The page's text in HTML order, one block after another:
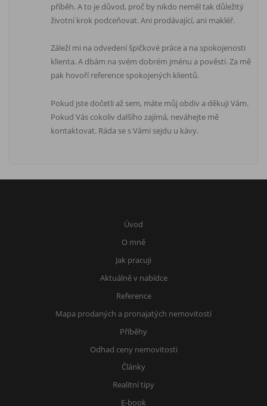
příběh. A to je důvod, proč by nikdo neměl tak důležitý
životní krok podceňovat. Ani prodávající, ani makléř.
Záleží mi na odvedení špičkové práce a na spokojenosti
klienta. A dbám na svém dobrém jménu a pověsti. Za mě
pak hovoří reference spokojených klientů.
Pokud jste dočetli až sem, máte můj obdiv a děkuji Vám.
Pokud Vás cokoliv dalšího zajímá, neváhejte mě
kontaktovat. Ráda se s Vámi sejdu u kávy.
Úvod
O mně
Jak pracuji
Aktuálně v nabídce
Reference
Mapa prodaných a pronajatých nemovitostí
Příběhy
Odhad ceny nemovitosti
Články
Realitní tipy
E-book